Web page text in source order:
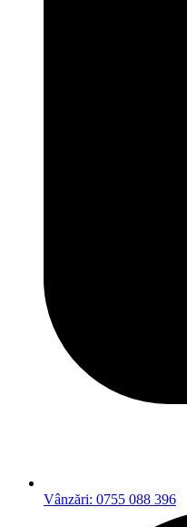
Vânzări: 0755 088 396